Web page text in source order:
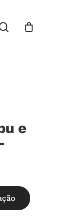
procurar
e